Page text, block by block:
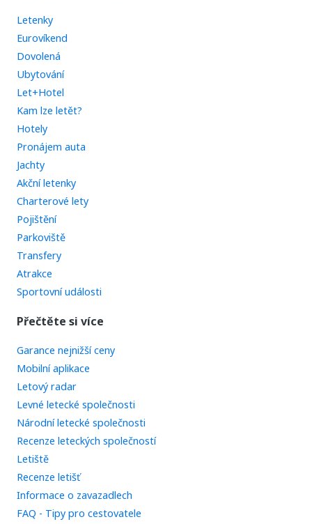
Letenky
Eurovíkend
Dovolená
Ubytování
Let+Hotel
Kam lze letět?
Hotely
Pronájem auta
Jachty
Akční letenky
Charterové lety
Pojištění
Parkoviště
Transfery
Atrakce
Sportovní události
Přečtěte si více
Garance nejnižší ceny
Mobilní aplikace
Letový radar
Levné letecké společnosti
Národní letecké společnosti
Recenze leteckých společností
Letiště
Recenze letišť
Informace o zavazadlech
FAQ - Tipy pro cestovatele